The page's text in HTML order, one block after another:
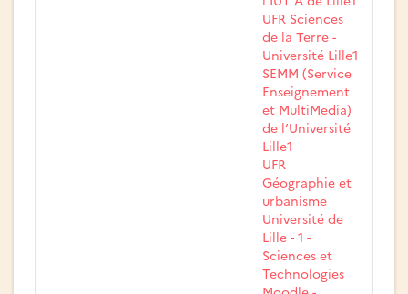
UFR Sciences
de la Terre -
Université Lille1
SEMM (Service
Enseignement
et MultiMedia)
de l’Université
Lille1
UFR
Géographie et
urbanisme
Université de
Lille - 1 -
Sciences et
Technologies